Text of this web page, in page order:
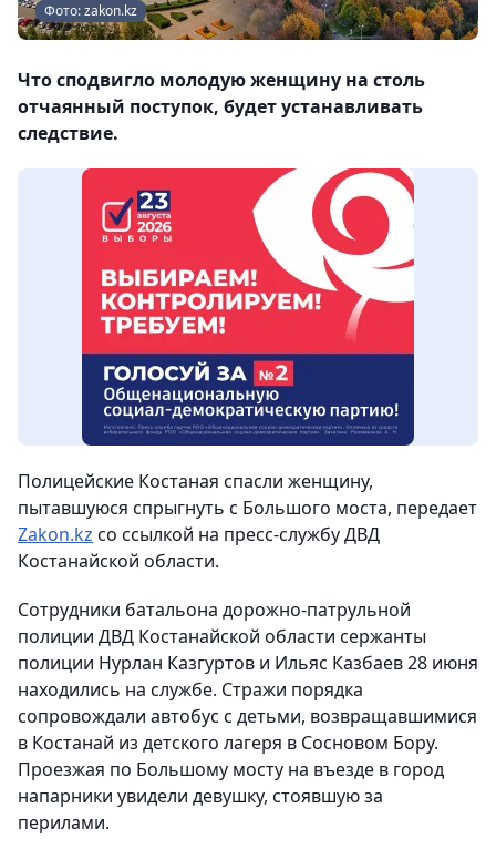
Фото: zakon.kz
Что сподвигло молодую женщину на столь
отчаянный поступок, будет устанавливать
следствие.
Полицейские Костаная спасли женщину,
пытавшуюся спрыгнуть с Большого моста, передает
Zakon.kz со ссылкой на пресс-службу ДВД
Костанайской области.
Сотрудники батальона дорожно-патрульной
полиции ДВД Костанайской области сержанты
полиции Нурлан Казгуртов и Ильяс Казбаев 28 июня
находились на службе. Стражи порядка
сопровождали автобус с детьми, возвращавшимися
в Костанай из детского лагеря в Сосновом Бору.
Проезжая по Большому мосту на въезде в город
напарники увидели девушку, стоявшую за
перилами.